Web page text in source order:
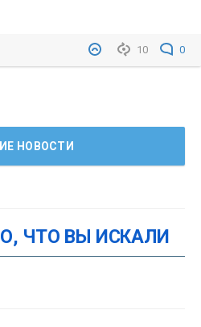
10 0
НОВОСТИ
ЧТО ВЫ ИСКАЛИ